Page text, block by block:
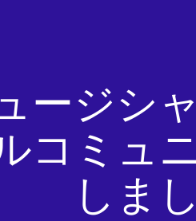
ージシ
コミュ
しま